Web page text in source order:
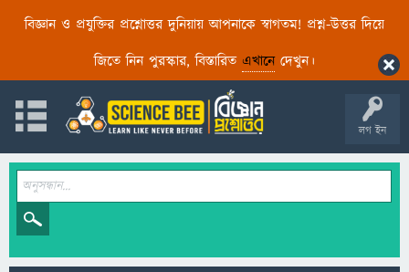
বিজ্ঞান ও প্রযুক্তির প্রশ্নোত্তর দুনিয়ায় আপনাকে স্বাগতম! প্রশ্ন-উত্তর দিয়ে
জিতে নিন পুরস্কার, বিস্তারিত এখানেদেখুন।
লগ ইন